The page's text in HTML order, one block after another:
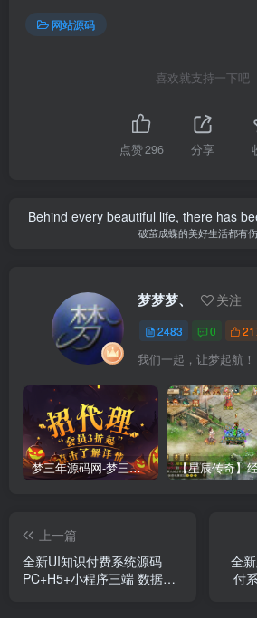
网站源码
喜欢就支持一下吧
点赞296 分享
Behind every beautiful life, there has
破茧成蝶的美好生活都有
梦梦梦、 关注
2483 0
我们一起，让梦起航！
梦三年源码网-梦三年ym会员代理详情
上一篇
全新UI知识付费系统源码
PC+H5+小程序三端 数据互
全
付